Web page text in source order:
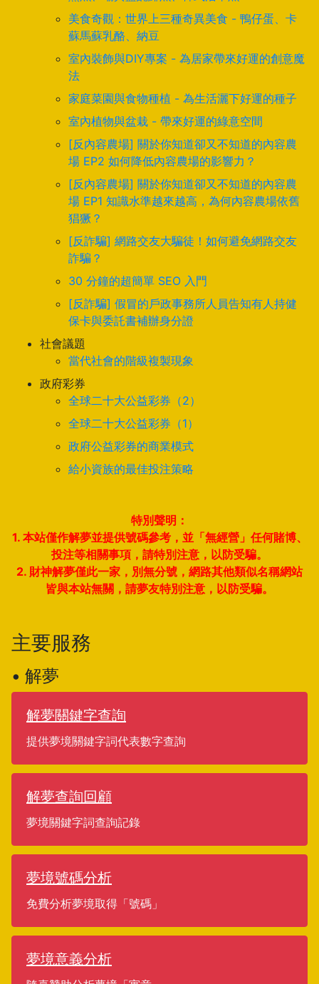
美食奇觀：世界上三種奇異美食 - 鴨仔蛋、卡
蘇馬蘇乳酪、納豆
室內裝飾與DIY專案 - 為居家帶來好運的創意魔
法
家庭菜園與食物種植 - 為生活灑下好運的種子
室內植物與盆栽 - 帶來好運的綠意空間
[反內容農場] 關於你知道卻又不知道的內容農
場 EP2 如何降低內容農場的影響力？
[反內容農場] 關於你知道卻又不知道的內容農
場 EP1 知識水準越來越高，為何內容農場依舊
猖獗？
[反詐騙] 網路交友大騙徒！如何避免網路交友
詐騙？
30 分鐘的超簡單 SEO 入門
[反詐騙] 假冒的戶政事務所人員告知有人持健
保卡與委託書補辦身分證
社會議題
當代社會的階級複製現象
政府彩券
全球二十大公益彩券（2）
全球二十大公益彩券（1）
政府公益彩券的商業模式
給小資族的最佳投注策略
特別聲明：
1. 本站僅作解夢並提供號碼參考，並「無經營」任何賭博、
投注等相關事項，請特別注意，以防受騙。
2. 財神解夢僅此一家，別無分號，網路其他類似名稱網站
皆與本站無關，請夢友特別注意，以防受騙。
主要服務
• 解夢
解夢關鍵字查詢
提供夢境關鍵字詞代表數字查詢
解夢查詢回顧
夢境關鍵字詞查詢記錄
夢境號碼分析
免費分析夢境取得「號碼」
夢境意義分析